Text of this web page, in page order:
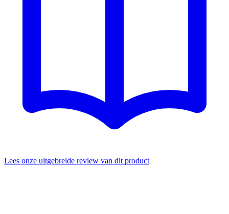
Lees onze uitgebreide review van dit product